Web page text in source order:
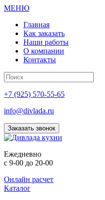
МЕНЮ
Главная
Как заказать
Наши работы
О компании
Контакты
+7 (925) 570-55-65
info@divlada.ru
Заказать звонок
Ежедневно
с 9-00 до 20-00
Онлайн расчет
Каталог